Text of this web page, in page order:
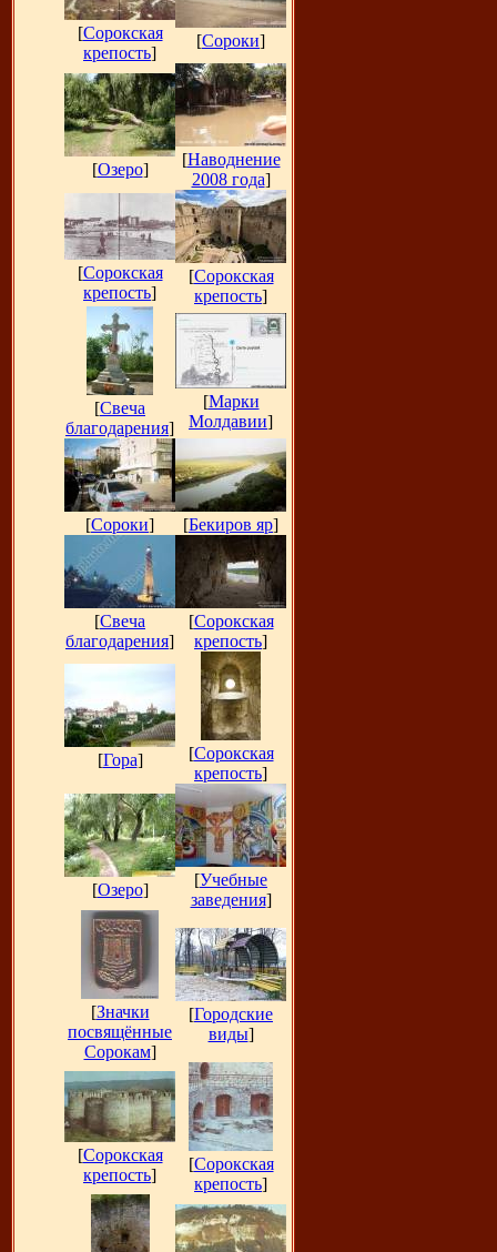
[Сорокская
крепость]
[Сороки]
[Озеро]
[Наводнение
2008 года]
[Сорокская
крепость]
[Сорокская
крепость]
[Свеча
благодарения]
[Марки
Молдавии]
[Сороки] [Бекиров яр]
[Свеча
благодарения]
[Сорокская
крепость]
[Гора] [Сорокская
крепость]
[Озеро]
[Учебные
заведения]
[Значки
посвящённые
Сорокам]
[Городские
виды]
[Сорокская
крепость]
[Сорокская
крепость]